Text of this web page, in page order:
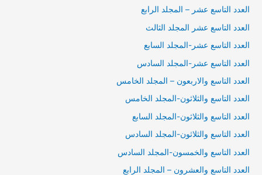
العدد التاسع عشر – المجلد الرابع
العدد التاسع عشر المجلد الثالث
العدد التاسع عشر-المجلد السابع
العدد التاسع عشر-المجلد السادس
العدد التاسع والاربعون – المجلد الخامس
العدد التاسع والثلاثون-المجلد الخامس
العدد التاسع والثلاثون-المجلد السابع
العدد التاسع والثلاثون-المجلد السادس
العدد التاسع والخمسون-المجلد السادس
العدد التاسع والعشرون – المجلد الرابع